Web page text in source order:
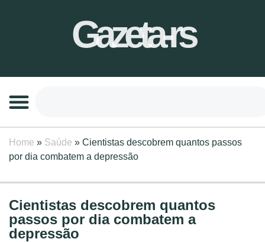
Gazeta-rs
Home » Saúde » Cientistas descobrem quantos passos
por dia combatem a depressão
Cientistas descobrem quantos
passos por dia combatem a
depressão